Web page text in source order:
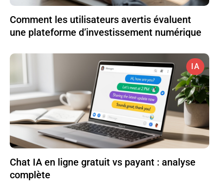
Comment les utilisateurs avertis évaluent
une plateforme d’investissement numérique
IA
Chat IA en ligne gratuit vs payant : analyse
complète